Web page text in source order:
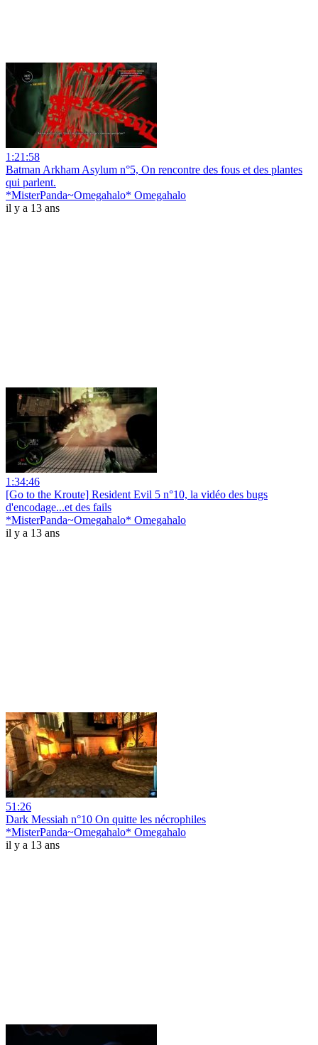
1:21:58
Batman Arkham Asylum n°5, On rencontre des fous et des plantes
qui parlent.
*MisterPanda~Omegahalo* Omegahalo
il y a 13 ans
1:34:46
[Go to the Kroute] Resident Evil 5 n°10, la vidéo des bugs
d'encodage...et des fails
*MisterPanda~Omegahalo* Omegahalo
il y a 13 ans
51:26
Dark Messiah n°10 On quitte les nécrophiles
*MisterPanda~Omegahalo* Omegahalo
il y a 13 ans